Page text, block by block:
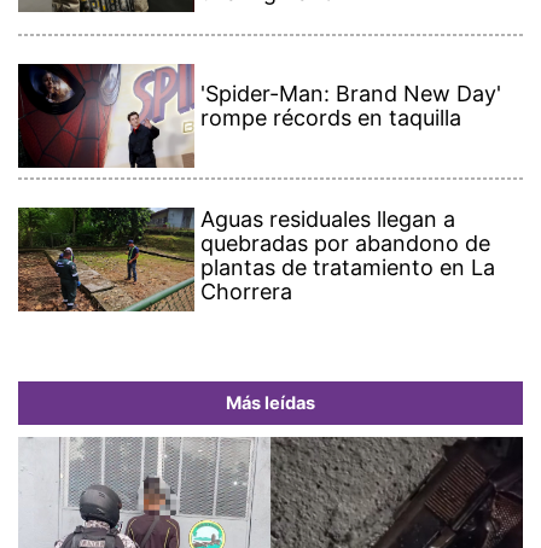
'Spider-Man: Brand New Day'
rompe récords en taquilla
Aguas residuales llegan a
quebradas por abandono de
plantas de tratamiento en La
Chorrera
Más leídas